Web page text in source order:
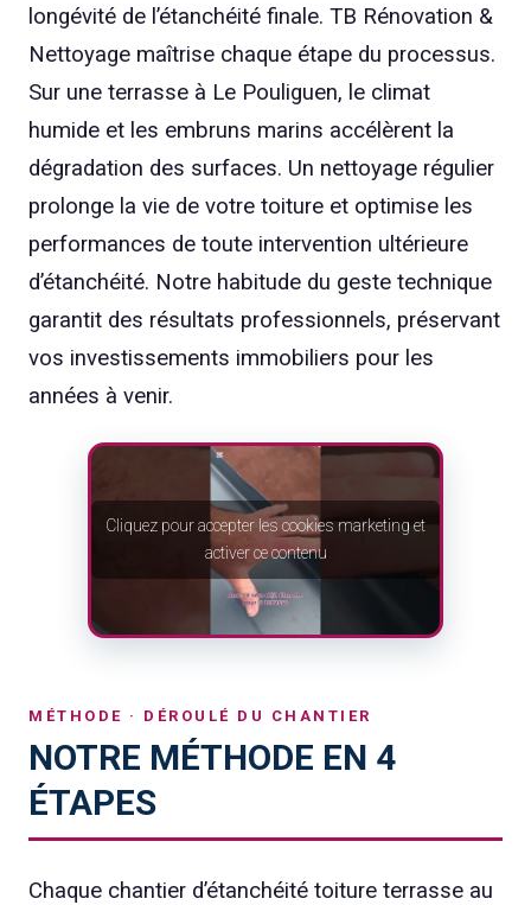
longévité de l’étanchéité finale. TB Rénovation &
Nettoyage maîtrise chaque étape du processus.
Sur une terrasse à Le Pouliguen, le climat
humide et les embruns marins accélèrent la
dégradation des surfaces. Un nettoyage régulier
prolonge la vie de votre toiture et optimise les
performances de toute intervention ultérieure
d’étanchéité. Notre habitude du geste technique
garantit des résultats professionnels, préservant
vos investissements immobiliers pour les
années à venir.
Cliquez pour accepter les cookies marketing et
activer ce contenu
MÉTHODE · DÉROULÉ DU CHANTIER
NOTRE MÉTHODE EN 4
ÉTAPES
Chaque chantier d’étanchéité toiture terrasse au